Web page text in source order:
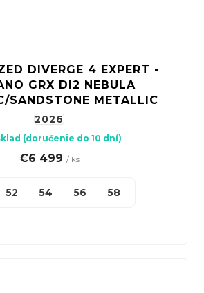
DIVERGE 4 EXPERT -
GRX DI2 NEBULA
SANDSTONE METALLIC
2026
(doručenie do 10 dní)
€6 499 / ks
52 54 56 58